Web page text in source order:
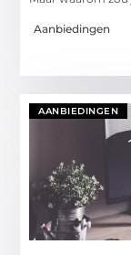
Aanbiedingen
AANBIEDINGEN